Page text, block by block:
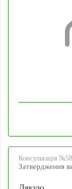
Консультацiя
Затвердження